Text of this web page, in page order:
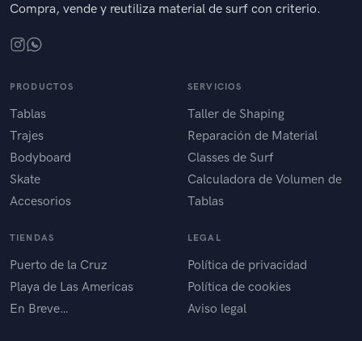
Compra, vende y reutiliza material de surf con criterio.
PRODUCTOS
Tablas
Trajes
Bodyboard
Skate
Accesorios
SERVICIOS
Taller de Shaping
Reparación de Material
Classes de Surf
Calculadora de Volumen de
Tablas
TIENDAS
Puerto de la Cruz
Playa de Las Americas
En Breve…
LEGAL
Política de privacidad
Política de cookies
Aviso legal